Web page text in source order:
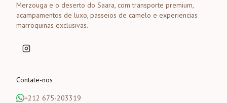
Merzouga e o deserto do Saara, com transporte premium,
acampamentos de luxo, passeios de camelo e experiencias
marroquinas exclusivas.
Contate-nos
+212 675-203319